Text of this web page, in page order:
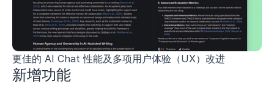
更佳的 AI Chat 性能及多项用户体验（UX）改进
新增功能